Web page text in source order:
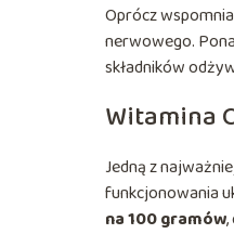
Oprócz
nerwowego.
składników
Witamina
Jedną z
funkcjonowania
na 100 gramów